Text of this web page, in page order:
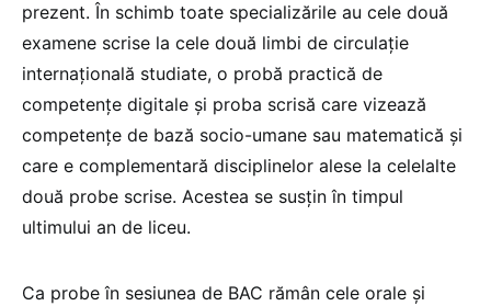
prezent. În schimb toate specializările au cele două
examene scrise la cele două limbi de circulație
internațională studiate, o probă practică de
competențe digitale și proba scrisă care vizează
competențe de bază socio-umane sau matematică și
care e complementară disciplinelor alese la celelalte
două probe scrise. Acestea se susțin în timpul
ultimului an de liceu.
Ca probe în sesiunea de BAC rămân cele orale și